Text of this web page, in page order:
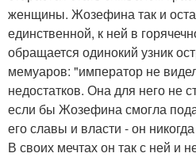
женщины. Жозефина так и
единственной, к ней в
обращается одинокий узник
мемуаров: "император не
недостатков. Она для него не
если бы Жозефина смогла
его славы и власти - он
В своих мечтах он так с ней и